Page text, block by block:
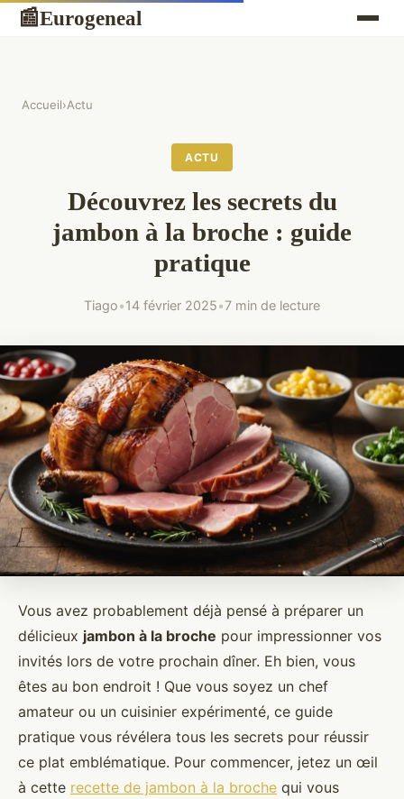
📰Eurogeneal
Accueil›Actu
ACTU
Découvrez les secrets du
jambon à la broche : guide
pratique
Tiago•14 février 2025•7 min de lecture
Vous avez probablement déjà pensé à préparer un
délicieux jambon à la broche pour impressionner vos
invités lors de votre prochain dîner. Eh bien, vous
êtes au bon endroit ! Que vous soyez un chef
amateur ou un cuisinier expérimenté, ce guide
pratique vous révélera tous les secrets pour réussir
ce plat emblématique. Pour commencer, jetez un œil
à cette recette de jambon à la broche qui vous